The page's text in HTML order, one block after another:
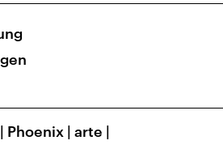
| Phoenix | arte |